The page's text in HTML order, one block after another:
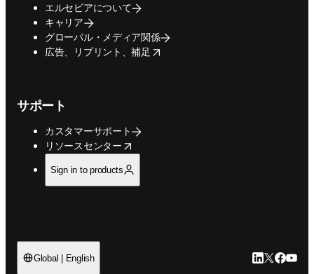
エルセビアについて
キャリア
グローバル・メディア関係
広告、リプリント、補足
opens in new tab/window
サポート
カスタマーサポート
リソースセンター
opens in new tab/window
Sign in to products
Global | English LinkedIn 新
Twitter 新